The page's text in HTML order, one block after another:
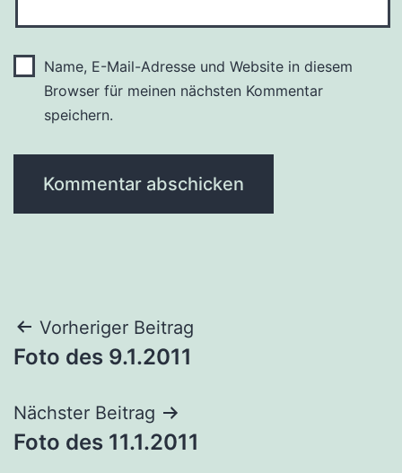
Name, E-Mail-Adresse und Website in diesem
Browser für meinen nächsten Kommentar
speichern.
Beitragsnavigation
Vorheriger Beitrag
Foto des 9.1.2011
Nächster Beitrag
Foto des 11.1.2011